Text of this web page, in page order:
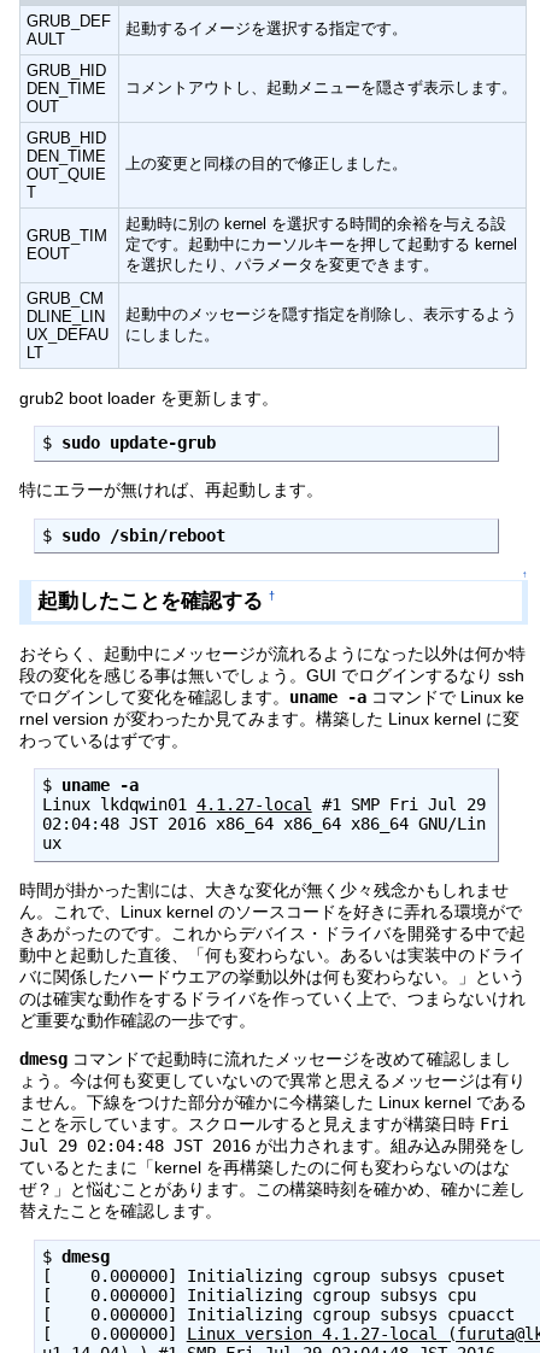
GRUB_DEF
AULT
起動するイメージを選択する指定です。
GRUB_HID
DEN_TIME
OUT
コメントアウトし、起動メニューを隠さず表示します。
GRUB_HID
DEN_TIME
OUT_QUIE
T
上の変更と同様の目的で修正しました。
GRUB_TIM
EOUT
起動時に別の kernel を選択する時間的余裕を与える設
定です。起動中にカーソルキーを押して起動する kernel
を選択したり、パラメータを変更できます。
GRUB_CM
DLINE_LIN
UX_DEFAU
LT
起動中のメッセージを隠す指定を削除し、表示するよう
にしました。
grub2 boot loader を更新します。
$ sudo update-grub
特にエラーが無ければ、再起動します。
$ sudo /sbin/reboot
↑
起動したことを確認する †
おそらく、起動中にメッセージが流れるようになった以外は何か特
段の変化を感じる事は無いでしょう。GUI でログインするなり ssh
でログインして変化を確認します。 uname -a コマンドで Linux ke
rnel version が変わったか見てみます。構築した Linux kernel に変
わっているはずです。
$ uname -a
Linux lkdqwin01 4.1.27-local
#1 SMP Fri Jul 29
02:04:48 JST 2016 x86_64 x86_64 x86_64 GNU/Lin
ux
時間が掛かった割には、大きな変化が無く少々残念かもしれませ
ん。これで、Linux kernel のソースコードを好きに弄れる環境がで
きあがったのです。これからデバイス・ドライバを開発する中で起
動中と起動した直後、「何も変わらない。あるいは実装中のドライ
バに関係したハードウエアの挙動以外は何も変わらない。」という
のは確実な動作をするドライバを作っていく上で、つまらないけれ
ど重要な動作確認の一歩です。
dmesg コマンドで起動時に流れたメッセージを改めて確認しまし
ょう。今は何も変更していないので異常と思えるメッセージは有り
ません。下線をつけた部分が確かに今構築した Linux kernel である
ことを示しています。スクロールすると見えますが構築日時 Fri
Jul 29 02:04:48 JST 2016 が出力されます。組み込み開発をし
ているとたまに「kernel を再構築したのに何も変わらないのはな
ぜ？」と悩むことがあります。この構築時刻を確かめ、確かに差し
替えたことを確認します。
$ dmesg
[    0.000000] Initializing cgroup subsys cpuset
[    0.000000] Initializing cgroup subsys cpu
[    0.000000] Initializing cgroup subsys cpuacct
[    0.000000] Linux version 4.1.27-local